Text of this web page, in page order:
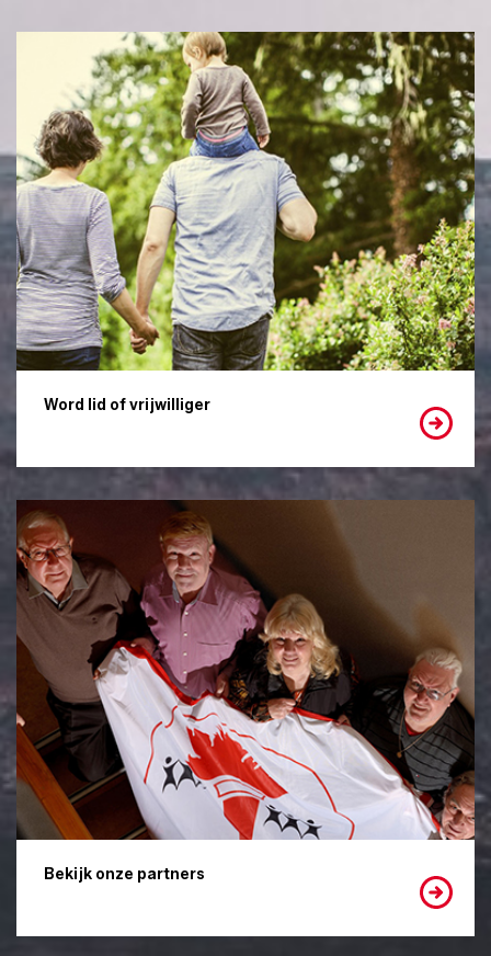
Word lid of vrijwilliger
Bekijk onze partners